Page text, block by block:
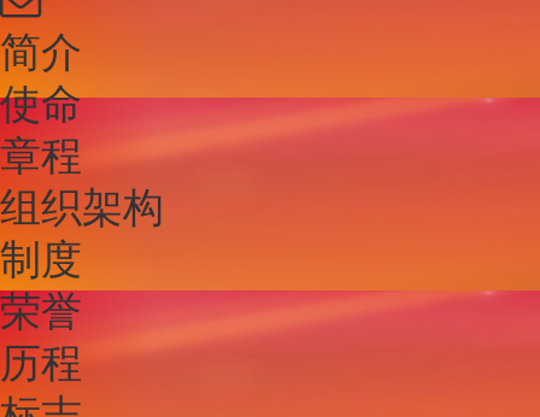
简介
使命
章程
组织架构
制度
荣誉
历程